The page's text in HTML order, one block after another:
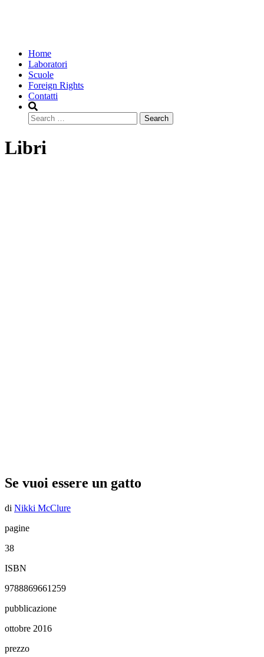
Home
Laboratori
Scuole
Foreign Rights
Contatti
Search
Libri
Se vuoi essere un gatto
di Nikki McClure
pagine
38
ISBN
9788869661259
pubblicazione
ottobre 2016
prezzo